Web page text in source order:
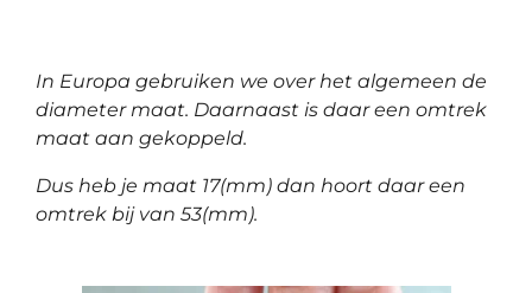
In Europa gebruiken we over het algemeen de
diameter maat. Daarnaast is daar een omtrek
maat aan gekoppeld.
Dus heb je maat 17(mm) dan hoort daar een
omtrek bij van 53(mm).